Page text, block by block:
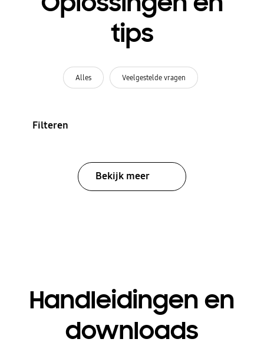
tips
Alles Veelgestelde vragen
Filteren
Bekijk meer
Handleidingen en
downloads